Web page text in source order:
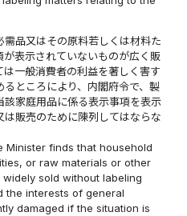
需品又はその原料若しくは材料た
表示されていないものが広く販
一般消費者の利益を著しく害す
ところにより、内閣府令で、製
家庭用品に係る表示事項を表示
は販売のために陳列してはならな
Minister finds that household
or raw materials or other
sold without labeling
the interests of general
damaged if the situation is